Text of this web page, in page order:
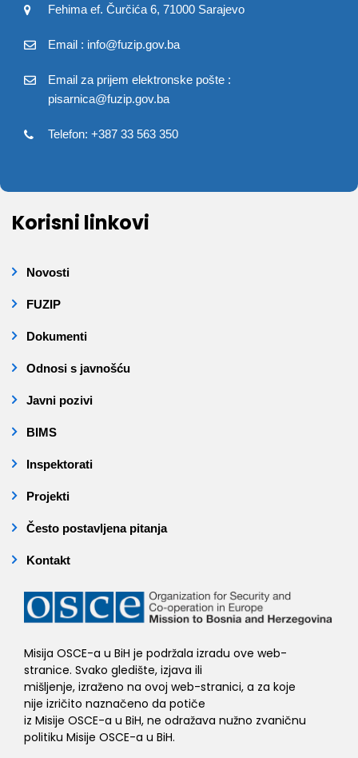
Fehima ef. Čurčića 6, 71000 Sarajevo
Email : info@fuzip.gov.ba
Email za prijem elektronske pošte :
pisarnica@fuzip.gov.ba
Telefon: +387 33 563 350
Korisni linkovi
Novosti
FUZIP
Dokumenti
Odnosi s javnošću
Javni pozivi
BIMS
Inspektorati
Projekti
Često postavljena pitanja
Kontakt
Misija OSCE-a u BiH je podržala izradu ove web-
stranice. Svako gledište, izjava ili
mišljenje, izraženo na ovoj web-stranici, a za koje
nije izričito naznačeno da potiče
iz Misije OSCE-a u BiH, ne odražava nužno zvaničnu
politiku Misije OSCE-a u BiH.